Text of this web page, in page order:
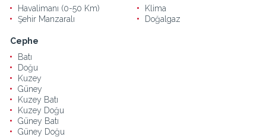
Havalimanı (0-50 Km)
Şehir Manzaralı
Klima
Doğalgaz
Cephe
Batı
Doğu
Kuzey
Güney
Kuzey Batı
Kuzey Doğu
Güney Batı
Güney Doğu